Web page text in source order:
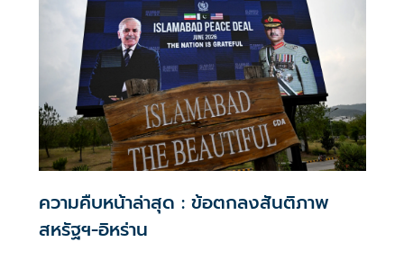
ความคืบหน้าล่าสุด : ข้อตกลงสันติภาพ
สหรัฐฯ-อิหร่าน